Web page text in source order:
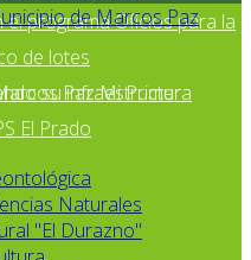
programa Oficios para la
de lotes
Paz Mi Primer
su infraestructura
El Prado
Naturales
"El Durazno"